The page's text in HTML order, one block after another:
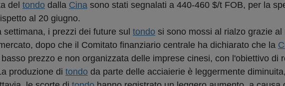
del tondo dalla Cina sono stati segnalati a 440-460 $/t FOB, per la
al 20 giugno.
settimana, i prezzi dei future sul tondo si sono mossi al rialzo grazie al
dopo che il Comitato finanziario centrale ha dichiarato che la
prezzo e non organizzata delle imprese cinesi, con l'obiettivo di
produzione di tondo da parte delle acciaierie è leggermente